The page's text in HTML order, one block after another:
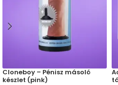
Cloneboy – Pénisz másoló
készlet (pink)